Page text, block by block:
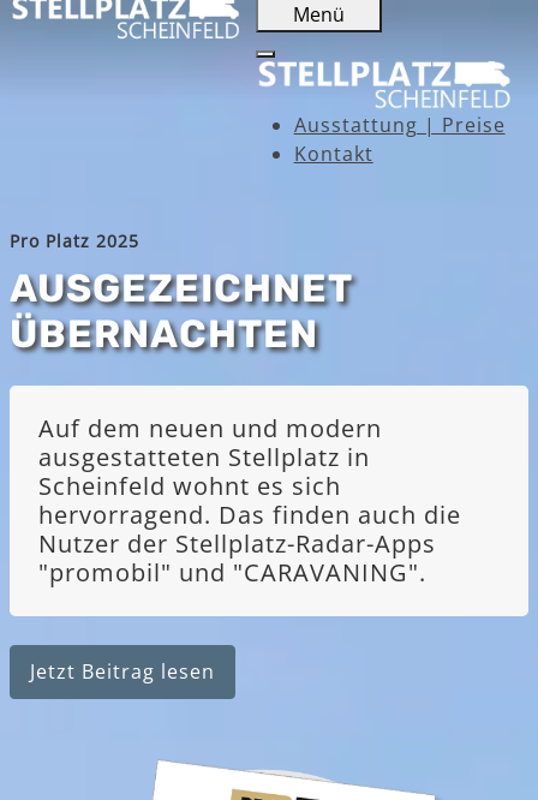
Menü
Ausstattung | Preise
Kontakt
Pro Platz 2025
AUSGEZEICHNET
ÜBERNACHTEN
Auf dem neuen und modern
ausgestatteten Stellplatz in
Scheinfeld wohnt es sich
hervorragend. Das finden auch die
Nutzer der Stellplatz-Radar-Apps
"promobil" und "CARAVANING".
Jetzt Beitrag lesen